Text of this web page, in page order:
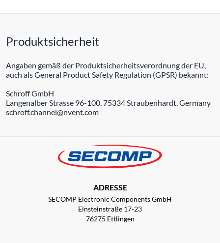
Produktsicherheit
Angaben gemäß der Produktsicherheitsverordnung der EU,
auch als General Product Safety Regulation (GPSR) bekannt:
Schroff GmbH
Langenalber Strasse 96-100, 75334 Straubenhardt, Germany
schroff.channel@nvent.com
ADRESSE
SECOMP Electronic Components GmbH
Einsteinstraße 17-23
76275 Ettlingen